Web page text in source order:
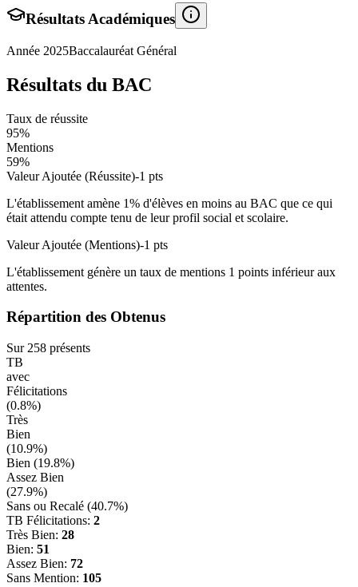
Résultats Académiques
Année 2025Baccalauréat Général
Résultats du BAC
Taux de réussite
95%
Mentions
59%
Valeur Ajoutée (Réussite)-1 pts
L'établissement amène 1% d'élèves en moins au BAC que ce qui
était attendu compte tenu de leur profil social et scolaire.
Valeur Ajoutée (Mentions)-1 pts
L'établissement génère un taux de mentions 1 points inférieuraux
attentes.
Répartition des Obtenus
Sur 258 présents
TB
avec
Félicitations
(0.8%)
Très
Bien
(10.9%)
Bien (19.8%)
Assez Bien
(27.9%)
Sans ou Recalé (40.7%)
TB Félicitations: 2
Très Bien: 28
Bien: 51
Assez Bien: 72
Sans Mention: 105